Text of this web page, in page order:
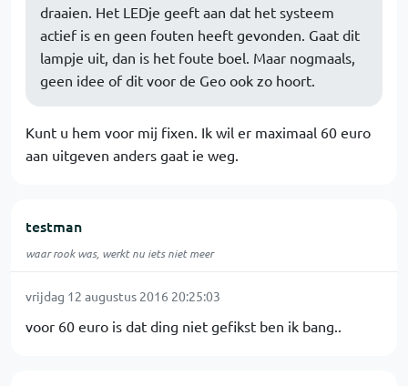
draaien. Het LEDje geeft aan dat het systeem
actief is en geen fouten heeft gevonden. Gaat dit
lampje uit, dan is het foute boel. Maar nogmaals,
geen idee of dit voor de Geo ook zo hoort.
Kunt u hem voor mij fixen. Ik wil er maximaal 60 euro
aan uitgeven anders gaat ie weg.
testman
waar rook was, werkt nu iets niet meer
vrijdag 12 augustus 2016 20:25:03
voor 60 euro is dat ding niet gefikst ben ik bang..